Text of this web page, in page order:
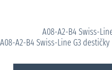
A08-A2-B4 Swiss-
A08-A2-B4 Swiss-Line G3 destičky